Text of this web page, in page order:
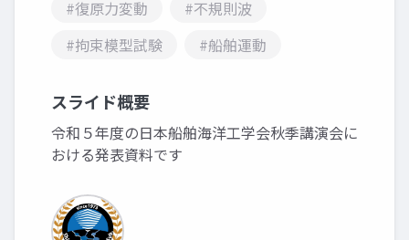
#復原力変動
#不規則波
#拘束模型試験
#船舶運動
スライド概要
令和５年度の日本船舶海洋工学会秋季講演会に
おける発表資料です